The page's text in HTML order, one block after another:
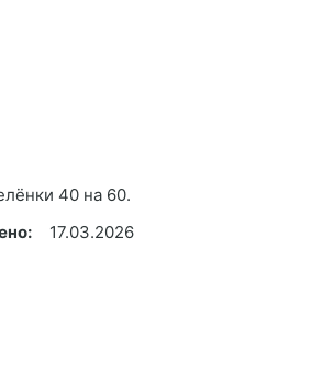
40 на 60.
17.03.2026